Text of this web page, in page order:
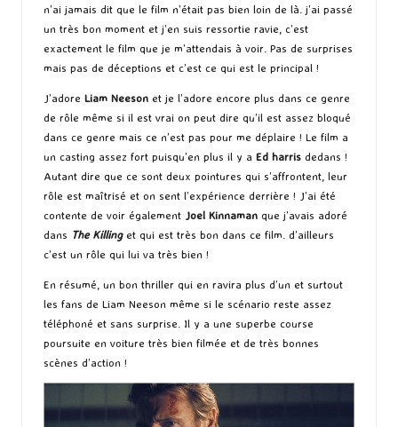
n’ai jamais dit que le film n’était pas bien loin de là. j’ai passé
un très bon moment et j’en suis ressortie ravie, c’est
exactement le film que je m’attendais à voir. Pas de surprises
mais pas de déceptions et c’est ce qui est le principal !
J’adore Liam Neeson et je l’adore encore plus dans ce genre
de rôle même si il est vrai on peut dire qu’il est assez bloqué
dans ce genre mais ce n’est pas pour me déplaire ! Le film a
un casting assez fort puisqu’en plus il y a Ed harris dedans !
Autant dire que ce sont deux pointures qui s’affrontent, leur
rôle est maîtrisé et on sent l’expérience derrière ! J’ai été
contente de voir également Joel Kinnaman que j’avais adoré
dans The Killinget qui est très bon dans ce film. d’ailleurs
c’est un rôle qui lui va très bien !
En résumé, un bon thriller qui en ravira plus d’un et surtout
les fans de Liam Neeson même si le scénario reste assez
téléphoné et sans surprise. Il y a une superbe course
poursuite en voiture très bien filmée et de très bonnes
scènes d’action !